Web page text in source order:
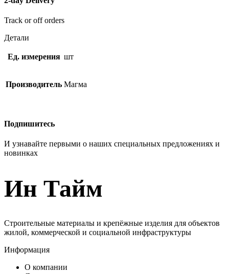
Track or off orders
Детали
Ед. измерения шт
Производитель Магма
Подпишитесь
И узнавайте первыми о наших специальных предложениях и
новинках
Ин Тайм
Строительные материалы и крепёжные изделия для объектов
жилой, коммерческой и социальной инфраструктуры
Информация
О компании